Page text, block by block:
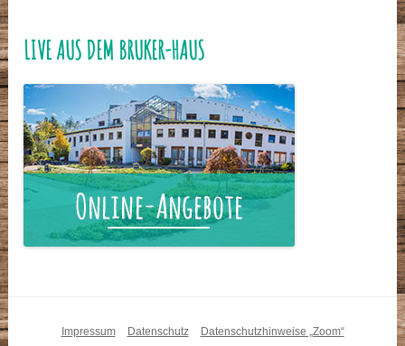
LIVE AUS DEM BRUKER-HAUS
Impressum Datenschutz
Datenschutzhinweise „Zoom“